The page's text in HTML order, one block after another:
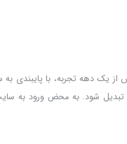
تبدیل شود. به محض ورود به